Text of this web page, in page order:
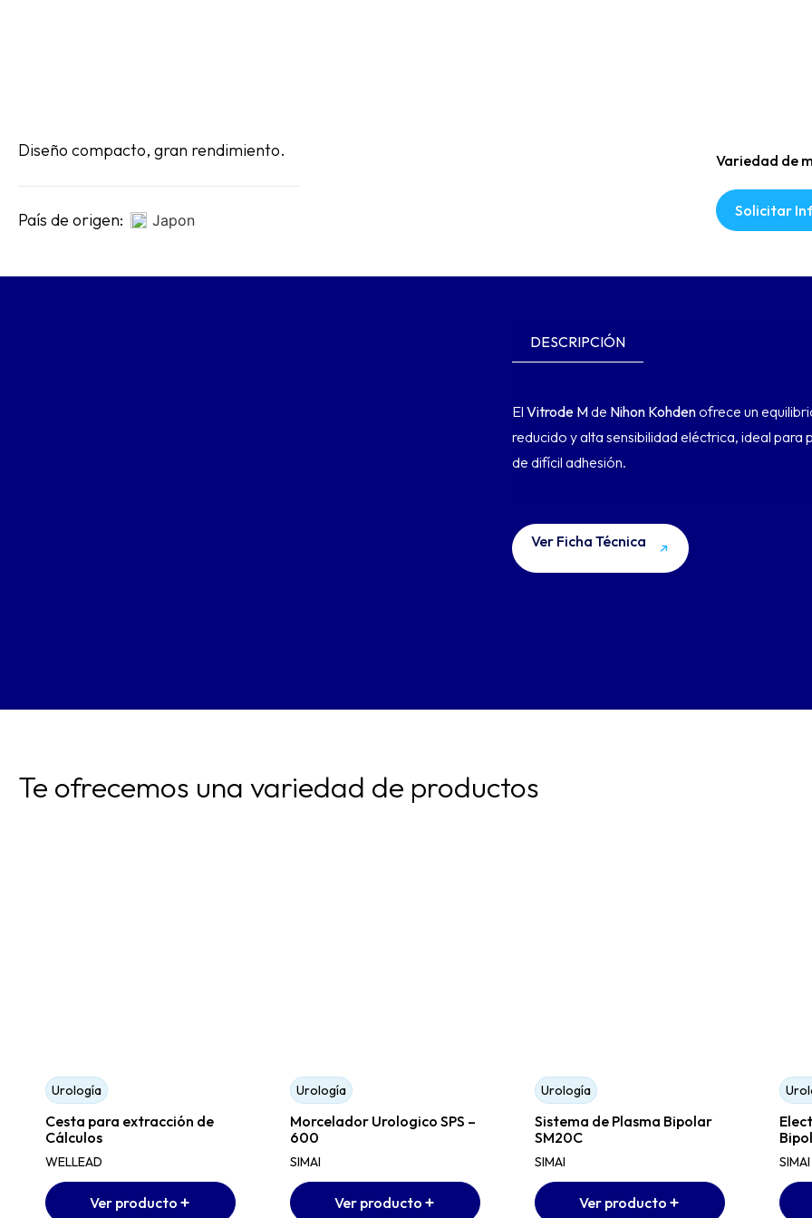
Diseño compacto, gran rendimiento.
País de origen: Japon
Variedad de
Solicitar
DESCRIPCIÓN
El Vitrode Mde Nihon Kohdenofrece un
reducido y alta sensibilidad eléctrica, ideal para
de difícil adhesión.
Ver Ficha Técnica
Te ofrecemos una variedad de productos
Urología
Cesta para extracción de
Cálculos
WELLEAD
Ver producto
Urología
Morcelador Urologico SPS –
600
SIMAI
Ver producto
Urología
Sistema de Plasma Bipolar
SM20C
SIMAI
Ver producto
SIMAI